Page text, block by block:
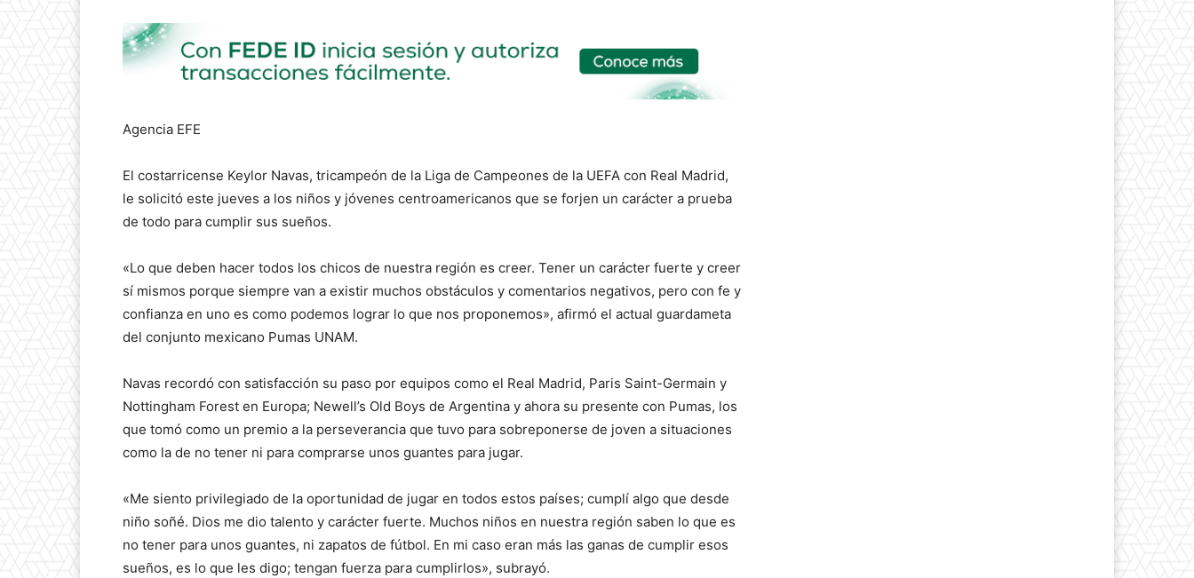
Agencia EFE
El costarricense Keylor Navas, tricampeón de la Liga de Campeones de la UEFA con Real Madrid,
le solicitó este jueves a los niños y jóvenes centroamericanos que se forjen un carácter a prueba
de todo para cumplir sus sueños.
«Lo que deben hacer todos los chicos de nuestra región es creer. Tener un carácter fuerte y creer
sí mismos porque siempre van a existir muchos obstáculos y comentarios negativos, pero con fe y
confianza en uno es como podemos lograr lo que nos proponemos», afirmó el actual guardameta
del conjunto mexicano Pumas UNAM.
Navas recordó con satisfacción su paso por equipos como el Real Madrid, Paris Saint-Germain y
Nottingham Forest en Europa; Newell’s Old Boys de Argentina y ahora su presente con Pumas, los
que tomó como un premio a la perseverancia que tuvo para sobreponerse de joven a situaciones
como la de no tener ni para comprarse unos guantes para jugar.
«Me siento privilegiado de la oportunidad de jugar en todos estos países; cumplí algo que desde
niño soñé. Dios me dio talento y carácter fuerte. Muchos niños en nuestra región saben lo que es
no tener para unos guantes, ni zapatos de fútbol. En mi caso eran más las ganas de cumplir esos
sueños, es lo que les digo; tengan fuerza para cumplirlos», subrayó.